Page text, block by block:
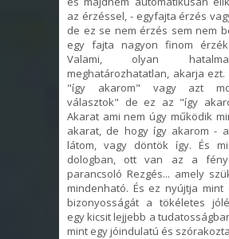
az érzéssel, - egyfajta érzés
de ez se nem érzés sem nem
egy fajta nagyon finom
Valami, olyan
meghatározhatatlan, akarja ezt.
"így akarom" vagy azt
választok" de ez az "így
Akarat ami nem úgy működik
akarat, de hogy így akarom -
látom, vagy döntök így. És
dologban, ott van az a
parancsoló Rezgés... amely
mindenható. És ez nyújtja mint
bizonyosságát a tökéletes
egy kicsit lejjebb a
mint egy jóindulatú és